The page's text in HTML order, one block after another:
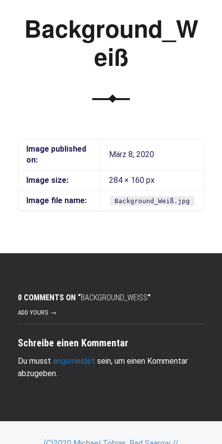
Background_W
eiß
Image published
on:
März 8, 2020
Image size: 284 × 160 px
Image file name: Background_Weiß.jpg
0 COMMENTS ON “BACKGROUND_WEISS ”
ADD YOURS →
Schreibe einen Kommentar
Du musst angemeldet sein, um einen Kommentar
abzugeben.